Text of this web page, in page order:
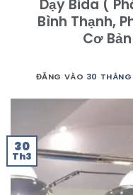
Dạy Bida (
Bình Thạnh,
Cơ
ĐĂNG VÀO 30
30
Th3